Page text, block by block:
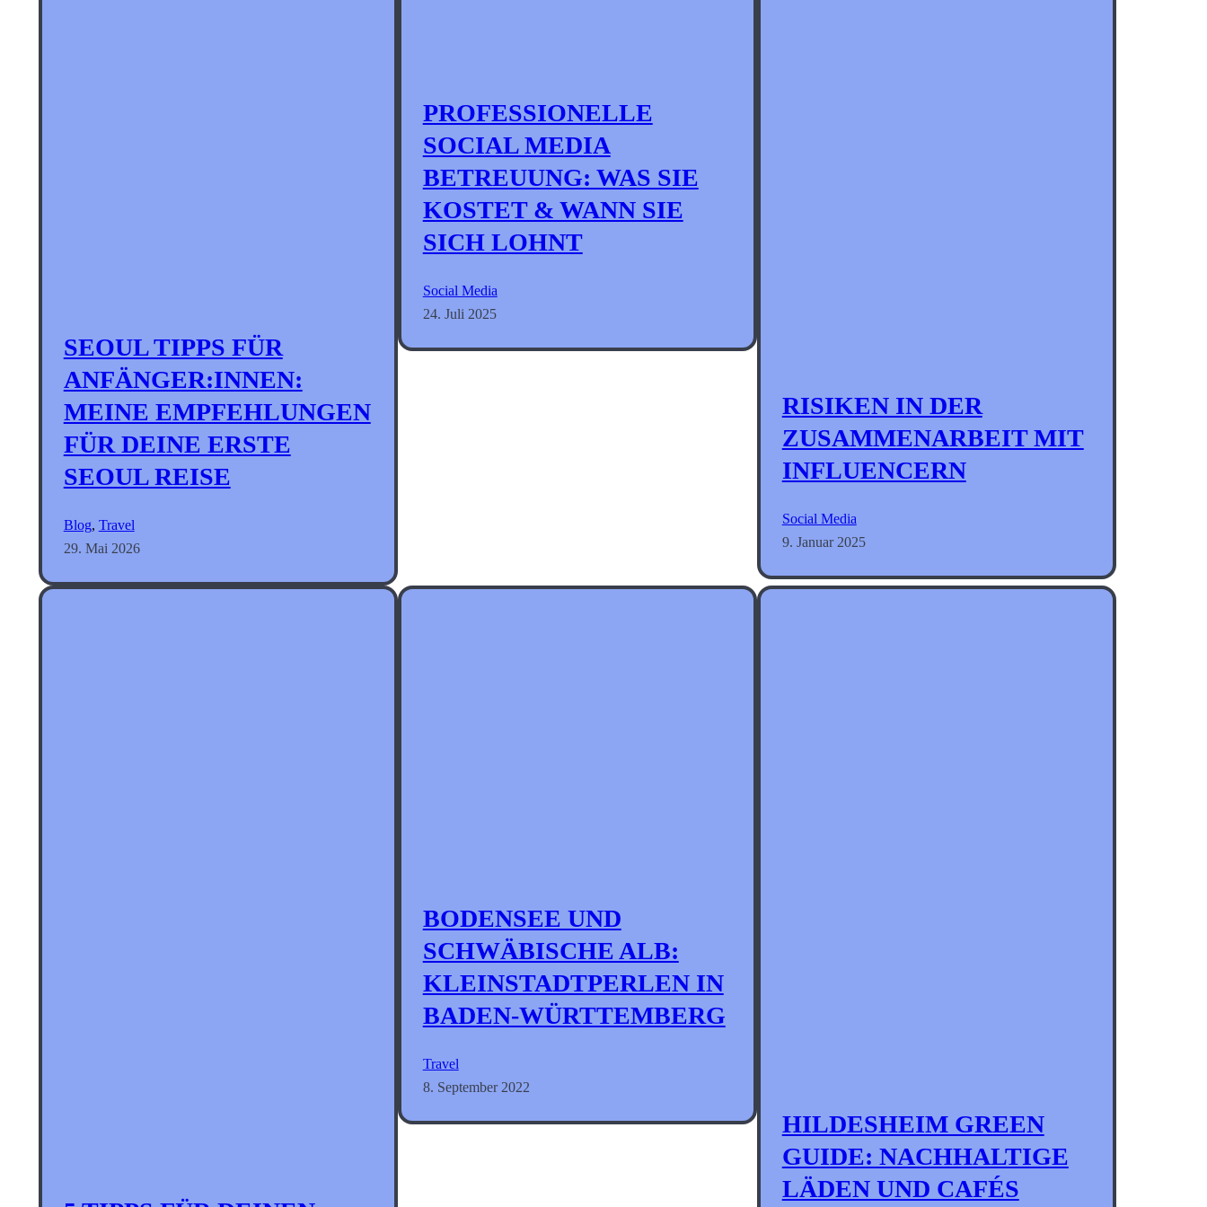
SEOUL TIPPS FÜR
ANFÄNGER:INNEN:
MEINE EMPFEHLUNGEN
FÜR DEINE ERSTE
SEOUL REISE
Blog, Travel
29. Mai 2026
PROFESSIONELLE
SOCIAL MEDIA
BETREUUNG: WAS SIE
KOSTET & WANN SIE
SICH LOHNT
Social Media
24. Juli 2025
RISIKEN IN DER
ZUSAMMENARBEIT MIT
INFLUENCERN
Social Media
9. Januar 2025
BODENSEE UND
SCHWÄBISCHE ALB:
KLEINSTADTPERLEN IN
BADEN-WÜRTTEMBERG
Travel
8. September 2022
HILDESHEIM GREEN
GUIDE: NACHHALTIGE
LÄDEN UND CAFÉS